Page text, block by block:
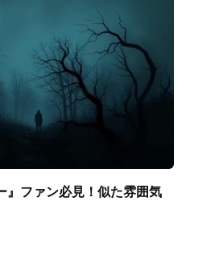
』ファン必見！似た雰囲気